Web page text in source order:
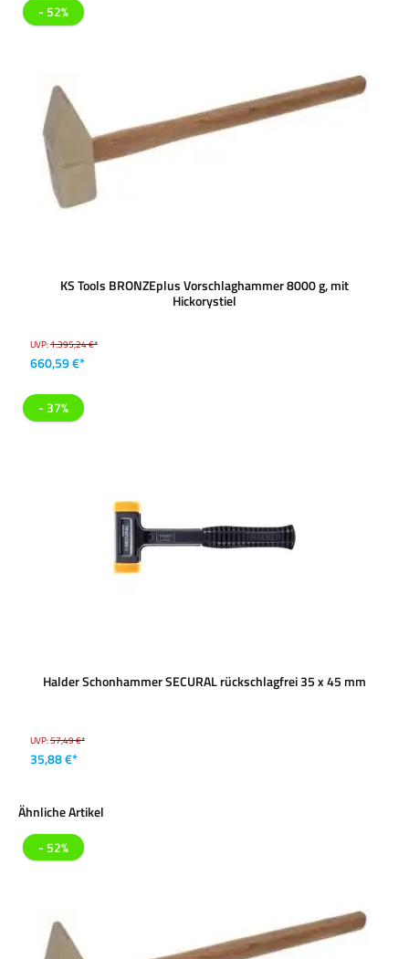
- 52%
KS Tools BRONZEplus Vorschlaghammer 8000 g, mit
Hickorystiel
UVP:1.395,24 €*
660,59 €*
- 37%
Halder Schonhammer SECURAL rückschlagfrei 35 x 45 mm
UVP:57,49 €*
35,88 €*
Produktgalerie überspringen
Ähnliche Artikel
- 52%